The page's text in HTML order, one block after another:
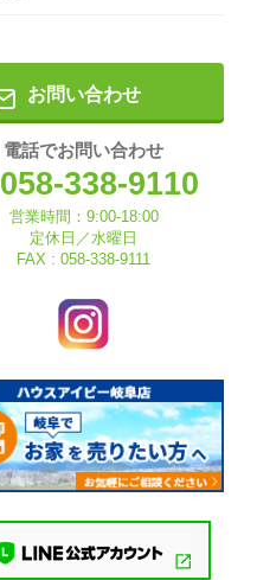
お問い合わせ
電話でお問い合わせ
058-338-9110
営業時間：9:00-18:00
定休日／水曜日
FAX : 058-338-9111